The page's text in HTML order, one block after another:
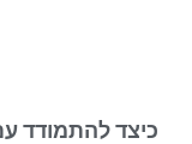
כיצד להתמודד